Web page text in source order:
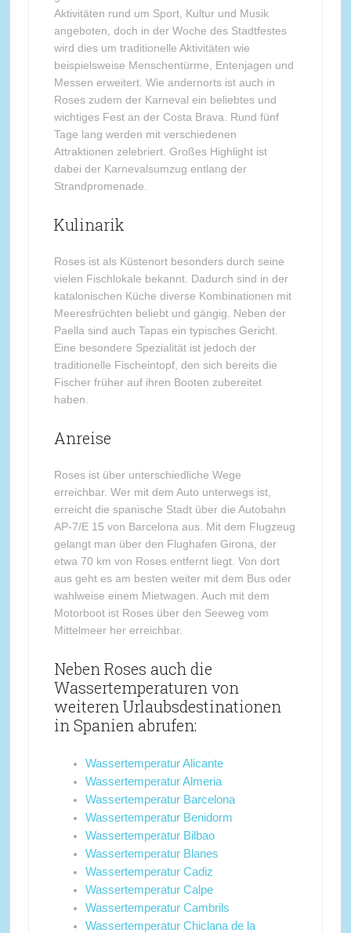
Aktivitäten rund um Sport, Kultur und Musik
angeboten, doch in der Woche des Stadtfestes
wird dies um traditionelle Aktivitäten wie
beispielsweise Menschentürme, Entenjagen und
Messen erweitert. Wie andernorts ist auch in
Roses zudem der Karneval ein beliebtes und
wichtiges Fest an der Costa Brava. Rund fünf
Tage lang werden mit verschiedenen
Attraktionen zelebriert. Großes Highlight ist
dabei der Karnevalsumzug entlang der
Strandpromenade.
Kulinarik
Roses ist als Küstenort besonders durch seine
vielen Fischlokale bekannt. Dadurch sind in der
katalonischen Küche diverse Kombinationen mit
Meeresfrüchten beliebt und gängig. Neben der
Paella sind auch Tapas ein typisches Gericht.
Eine besondere Spezialität ist jedoch der
traditionelle Fischeintopf, den sich bereits die
Fischer früher auf ihren Booten zubereitet
haben.
Anreise
Roses ist über unterschiedliche Wege
erreichbar. Wer mit dem Auto unterwegs ist,
erreicht die spanische Stadt über die Autobahn
AP-7/E 15 von Barcelona aus. Mit dem Flugzeug
gelangt man über den Flughafen Girona, der
etwa 70 km von Roses entfernt liegt. Von dort
aus geht es am besten weiter mit dem Bus oder
wahlweise einem Mietwagen. Auch mit dem
Motorboot ist Roses über den Seeweg vom
Mittelmeer her erreichbar.
Neben Roses auch die
Wassertemperaturen von
weiteren Urlaubsdestinationen
in Spanien abrufen:
Wassertemperatur Alicante
Wassertemperatur Almeria
Wassertemperatur Barcelona
Wassertemperatur Benidorm
Wassertemperatur Bilbao
Wassertemperatur Blanes
Wassertemperatur Cadiz
Wassertemperatur Calpe
Wassertemperatur Cambrils
Wassertemperatur Chiclana de la